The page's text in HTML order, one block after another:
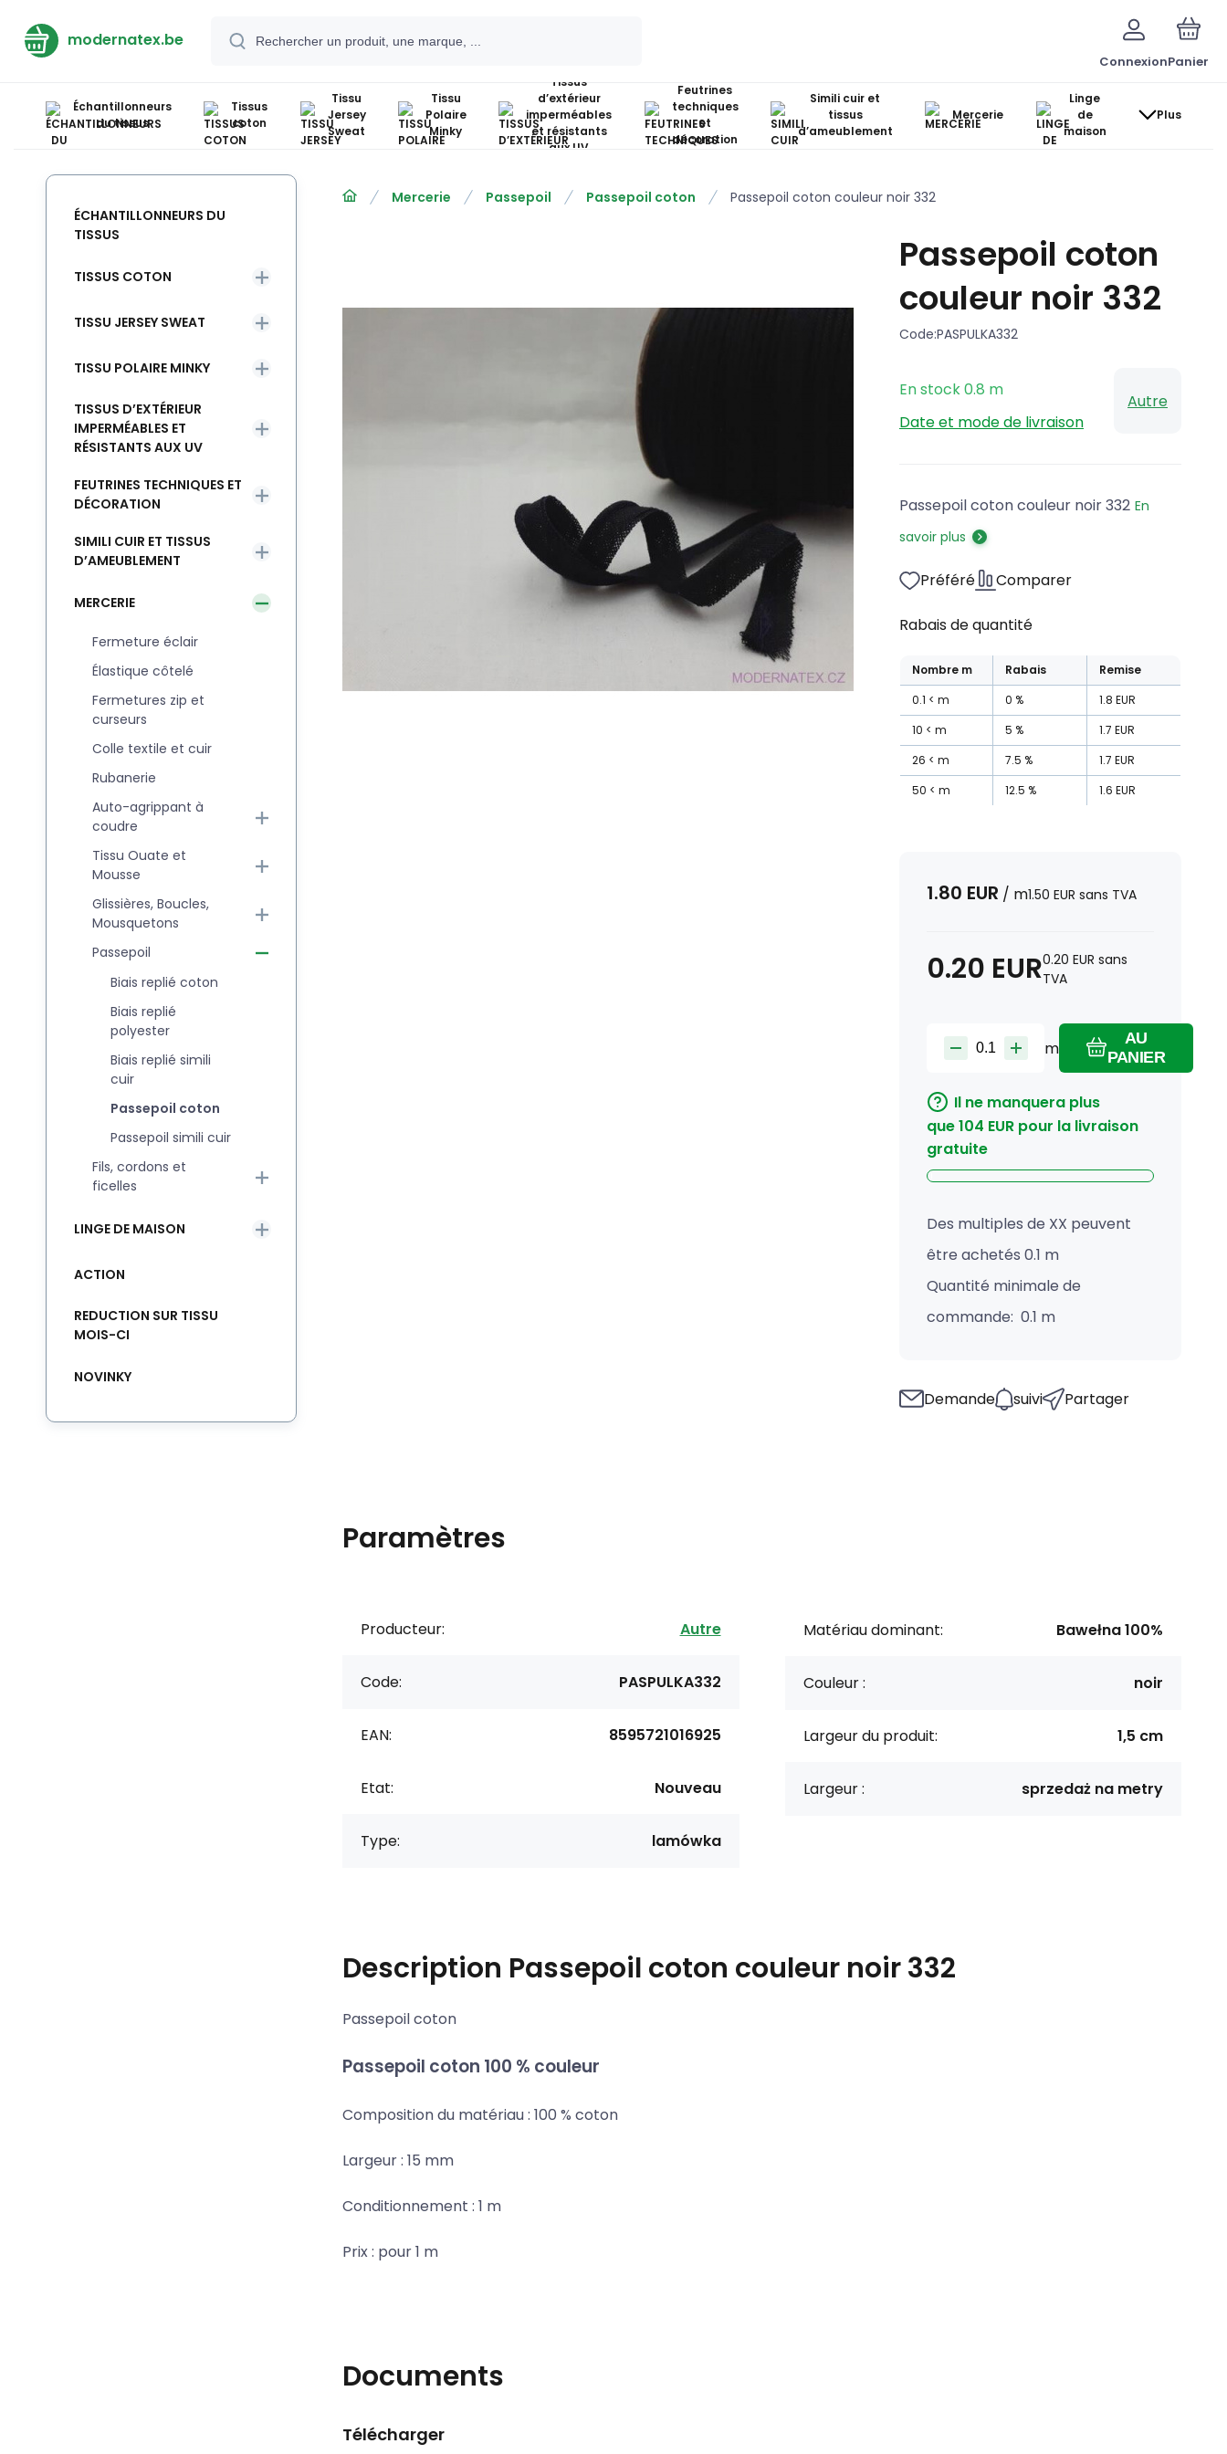
modernatex.be
ConnexionPanier
Échantillonneurs
du tissus
Tissus
coton
Tissu
Jersey
Sweat
Tissu
Polaire
Minky
Tissus
d’extérieur
imperméables
et résistants
aux UV
Feutrines
techniques
et
décoration
Simili cuir et
tissus
d’ameublement
Mercerie
Linge
de
maison
Plus
Mercerie Passepoil Passepoil coton Passepoil coton couleur noir 332
Passepoil coton
couleur noir 332
Code:PASPULKA332
En stock0.8 m
Date et mode de livraison
Autre
Passepoil coton couleur noir 332 En
savoir plus
Préféré Comparer
Rabais de quantité
Nombre m Rabais
Remise
0.1
m 0 % 1.8 EUR
10
m 5 % 1.7 EUR
26
m 7.5 % 1.7 EUR
50
m 12.5 % 1.6 EUR
1.80 EUR / m1.50 EUR sans TVA
0.20 EUR0.20 EUR sans
TVA
m
AU
PANIER
Il ne manquera plus
que104 EUR pour la livraison
gratuite
Des multiples de XX peuvent
être achetés 0.1 m
Quantité minimale de
commande: 0.1 m
Demande suivi Partager
Paramètres
Producteur: Autre
Code: PASPULKA332
EAN: 8595721016925
Etat: Nouveau
Type: lamówka
Matériau dominant: Bawełna 100%
Couleur : noir
Largeur du produit: 1,5 cm
Largeur : sprzedaż na metry
Description Passepoil coton couleur noir 332
Passepoil coton
Passepoil coton 100 % couleur
Composition du matériau : 100 % coton
Largeur : 15 mm
Conditionnement : 1 m
Prix ​​: pour 1 m
Documents
Télécharger
ÉCHANTILLONNEURS DU
TISSUS
TISSUS COTON
TISSU JERSEY SWEAT
TISSU POLAIRE MINKY
TISSUS D’EXTÉRIEUR
IMPERMÉABLES ET
RÉSISTANTS AUX UV
FEUTRINES TECHNIQUES ET
DÉCORATION
SIMILI CUIR ET TISSUS
D’AMEUBLEMENT
MERCERIE
Fermeture éclair
Élastique côtelé
Fermetures zip et
curseurs
Colle textile et cuir
Rubanerie
Auto-agrippant à
coudre
Tissu Ouate et
Mousse
Glissières, Boucles,
Mousquetons
Passepoil
Biais replié coton
Biais replié
polyester
Biais replié simili
cuir
Passepoil coton
Passepoil simili cuir
Fils, cordons et
ficelles
LINGE DE MAISON
ACTION
REDUCTION SUR TISSU
MOIS-CI
NOVINKY